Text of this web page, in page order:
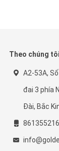
Theo chúng tôi
A2-53A,
đai 3 phía
Đài, Bắc